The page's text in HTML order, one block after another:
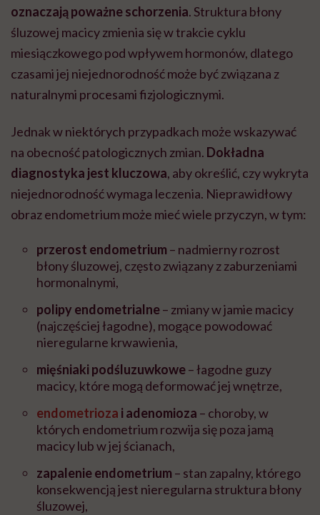
oznaczają poważne schorzenia. Struktura błony
śluzowej macicy zmienia się w trakcie cyklu
miesiączkowego pod wpływem hormonów, dlatego
czasami jej niejednorodność może być związana z
naturalnymi procesami fizjologicznymi.
Jednak w niektórych przypadkach może wskazywać
na obecność patologicznych zmian. Dokładna
diagnostyka jest kluczowa, aby określić, czy wykryta
niejednorodność wymaga leczenia. Nieprawidłowy
obraz endometrium może mieć wiele przyczyn, w tym:
przerost endometrium – nadmierny rozrost
błony śluzowej, często związany z zaburzeniami
hormonalnymi,
polipy endometrialne– zmiany w jamie macicy
(najczęściej łagodne), mogące powodować
nieregularne krwawienia,
mięśniaki podśluzuwkowe– łagodne guzy
macicy, które mogą deformować jej wnętrze,
endometrioza i adenomioza – choroby, w
których endometrium rozwija się poza jamą
macicy lub w jej ścianach,
zapalenie endometrium – stan zapalny, którego
konsekwencją jest nieregularna struktura błony
śluzowej,